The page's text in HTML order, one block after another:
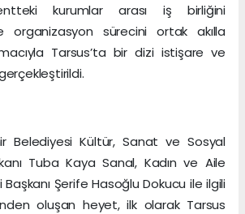
kurumlar arası iş birliğini
organizasyon sürecini ortak akılla
Tarsus’ta bir dizi istişare ve
Belediyesi Kültür, Sanat ve Sosyal
Tuba Kaya Sanal, Kadın ve Aile
Şerife Hasoğlu Dokucu ile ilgili
oluşan heyet, ilk olarak Tarsus